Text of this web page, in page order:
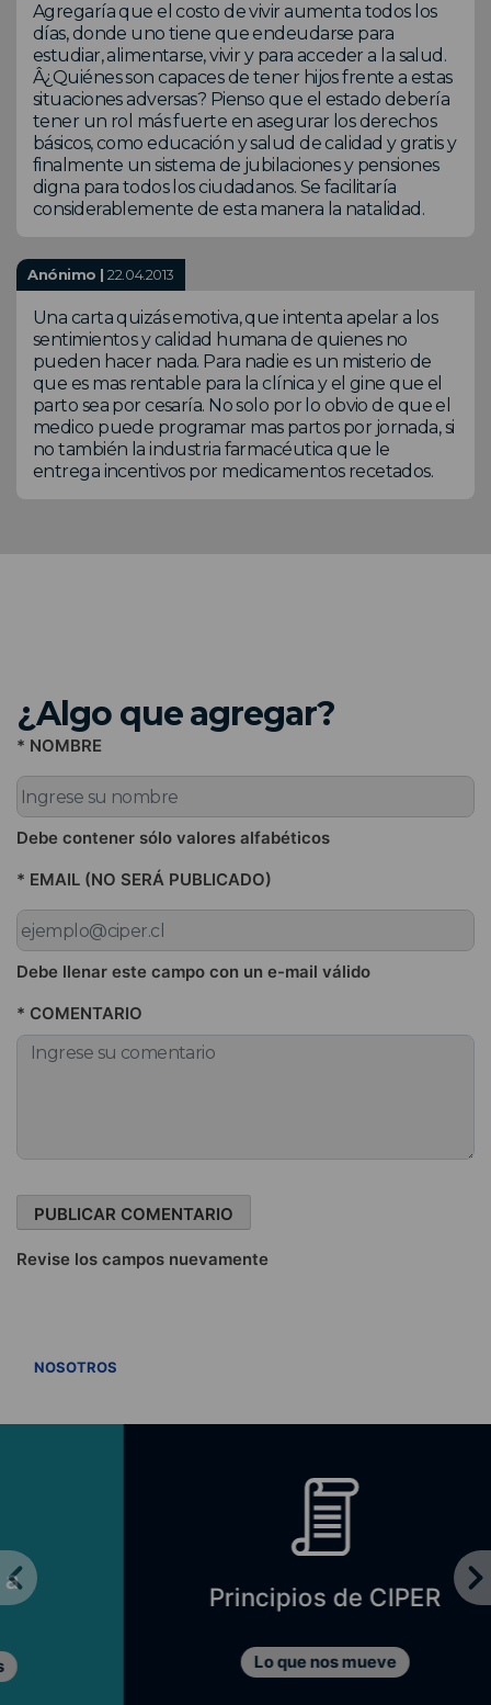
Agregaría que el costo de vivir aumenta todos los
días, donde uno tiene que endeudarse para
estudiar, alimentarse, vivir y para acceder a la salud.
Â¿Quiénes son capaces de tener hijos frente a estas
situaciones adversas? Pienso que el estado debería
tener un rol más fuerte en asegurar los derechos
básicos, como educación y salud de calidad y gratis y
finalmente un sistema de jubilaciones y pensiones
digna para todos los ciudadanos. Se facilitaría
considerablemente de esta manera la natalidad.
Anónimo |22.04.2013
Una carta quizás emotiva, que intenta apelar a los
sentimientos y calidad humana de quienes no
pueden hacer nada. Para nadie es un misterio de
que es mas rentable para la clínica y el gine que el
parto sea por cesaría. No solo por lo obvio de que el
medico puede programar mas partos por jornada, si
no también la industria farmacéutica que le
entrega incentivos por medicamentos recetados.
¿Algo que agregar?
* NOMBRE
Debe contener sólo valores alfabéticos
* EMAIL (NO SERÁ PUBLICADO)
Debe llenar este campo con un e-mail válido
* COMENTARIO
Revise los campos nuevamente
NOSOTROS
Principios de CIPER
Lo que nos mueve